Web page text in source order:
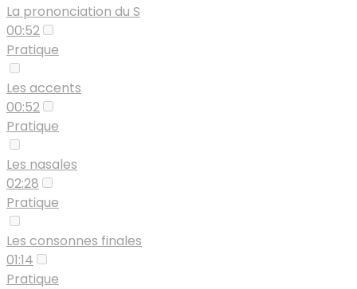
La prononciation du S
00:52
Pratique
Les accents
00:52
Pratique
Les nasales
02:28
Pratique
Les consonnes finales
01:14
Pratique